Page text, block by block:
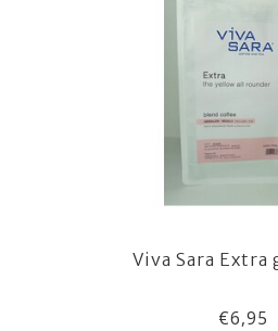
Viva Sara Extra
€6,95